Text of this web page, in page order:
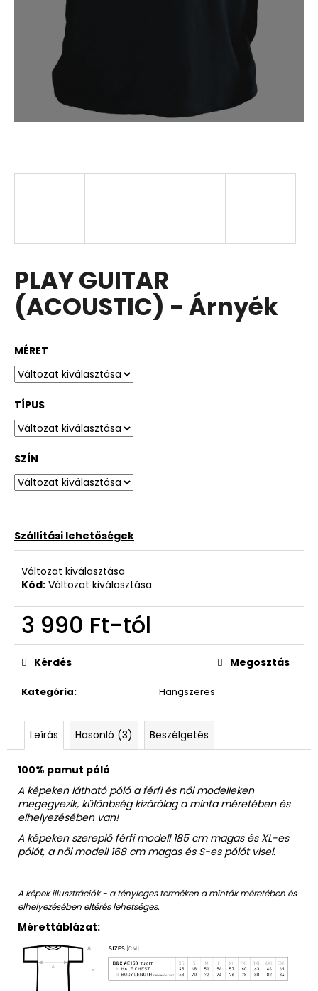
PLAY GUITAR
(ACOUSTIC) - Árnyék
MÉRET
TÍPUS
SZÍN
Szállítási lehetőségek
Változat kiválasztása
Kód: Változat kiválasztása
3 990 Ft-tól
Egységár:
Kategória: Hangszeres
Kérdés Megosztás
Leírás Hasonló (3) Beszélgetés
100% pamut póló
A képeken látható póló a férfi és női modelleken
megegyezik, különbség kizárólag a minta méretében és
elhelyezésében van!
A képeken szereplő férfi modell 185 cm magas és XL-es
pólót, a női modell 168 cm magas és S-es pólót visel.
A képek illusztrációk - a tényleges terméken a minták méretében és
elhelyezésében eltérés lehetséges.
Mérettáblázat: